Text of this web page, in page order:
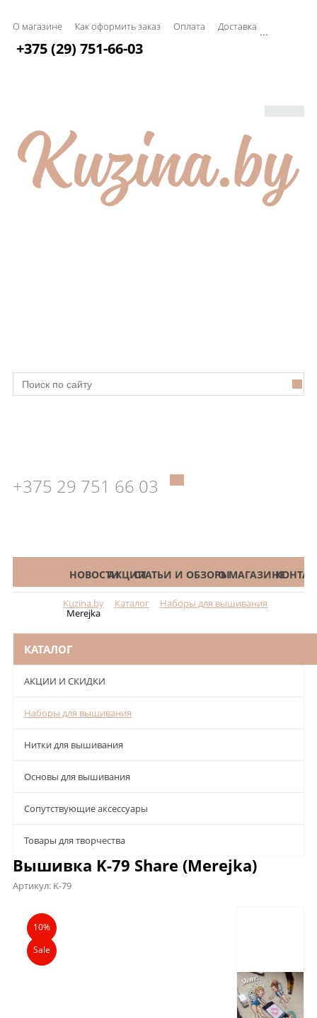
О магазине Как оформить заказ Оплата Доставка ...
+375 (29) 751-66-03
+375 29 751 66 03
КАТАЛОГНОВОСТИАКЦИИСТАТЬИ И ОБЗОРЫО МАГАЗИНЕ
Kuzina.by Каталог Наборы для вышивания
Merejka
КАТАЛОГ
АКЦИИ И СКИДКИ
Наборы для вышивания
Нитки для вышивания
Основы для вышивания
Сопутствующие аксессуары
Товары для творчества
Вышивка K-79 Share (Merejka)
Артикул: K-79
Описание
10%
Sale